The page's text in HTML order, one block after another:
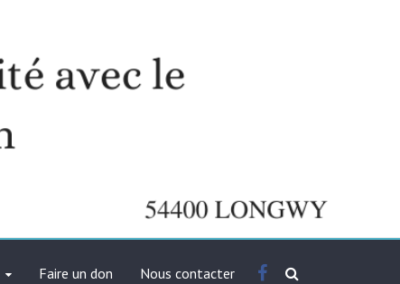
Faire un don Nous contacter